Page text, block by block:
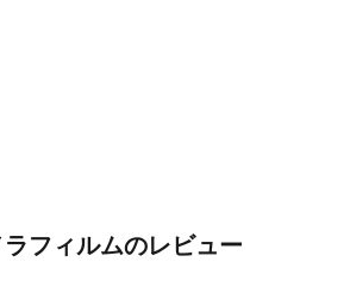
フィルムのレビュー